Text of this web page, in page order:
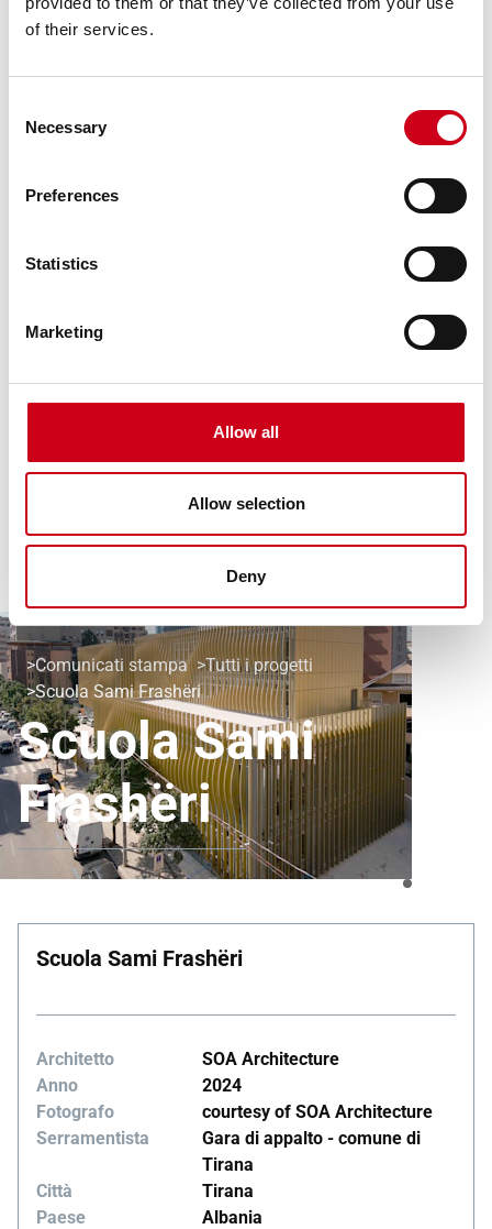
of their services.
Selection
Necessary
Preferences
Statistics
Marketing
Allow all
Allow selection
Deny
Comunicati stampa
Tutti i progetti
Scuola Sami Frashëri
Scuola Sami
Frashëri
Scuola Sami Frashëri
Architetto
SOA Architecture
Anno
2024
Fotografo
courtesy of SOA Architecture
Serramentista
Gara di appalto - comune di
Tirana
Città
Tirana
Paese
Albania